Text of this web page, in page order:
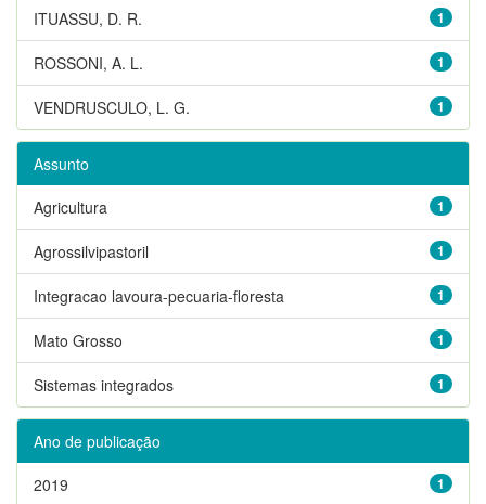
1
ITUASSU, D. R.
1
ROSSONI, A. L.
1
VENDRUSCULO, L. G.
Assunto
1
Agricultura
1
Agrossilvipastoril
1
Integracao lavoura-pecuaria-floresta
1
Mato Grosso
1
Sistemas integrados
Ano de publicação
1
2019